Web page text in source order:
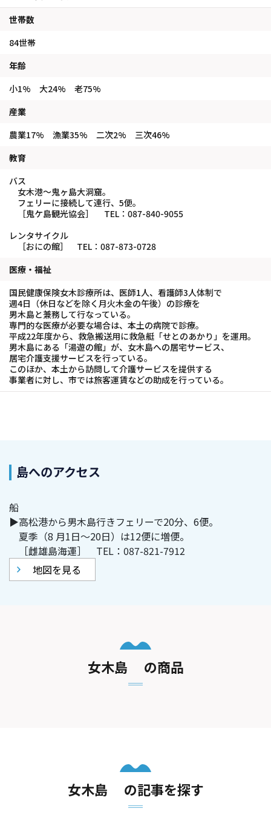
世帯数
84世帯
年齢
小1% 大24% 老75%
産業
農業17% 漁業35% 二次2% 三次46%
教育
バス
女木港～鬼ヶ島大洞窟。
フェリーに接続して連行、5便。
［鬼ケ島観光協会］ TEL：087-840-9055
レンタサイクル
［おにの館］ TEL：087-873-0728
医療・福祉
国民健康保険女木診療所は、医師1人、看護師3人体制で
週4日（休日などを除く月火木金の午後）の診療を
男木島と兼務して行なっている。
専門的な医療が必要な場合は、本土の病院で診療。
平成22年度から、救急搬送用に救急艇「せとのあかり」を運用。
男木島にある「湯遊の館」が、女木島への居宅サービス、
居宅介護支援サービスを行っている。
このほか、本土から訪問して介護サービスを提供する
事業者に対し、市では旅客運賃などの助成を行っている。
島へのアクセス
船
▶高松港から男木島行きフェリーで20分、6便。
夏季（8 月1日～20日）は12便に増便。
［雌雄島海運］ TEL：087-821-7912
地図を見る
女木島 の商品
女木島 の記事を探す